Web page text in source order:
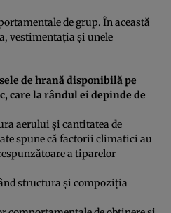
de grup. În această
vestimentaţia şi unele
de hrană disponibilă pe
care la rândul ei depinde de
aerului şi cantitatea de
spune că factorii climatici au
a tiparelor
structura şi compoziţia